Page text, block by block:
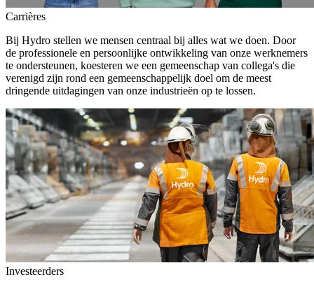
Carrières
Bij Hydro stellen we mensen centraal bij alles wat we doen. Door
de professionele en persoonlijke ontwikkeling van onze werknemers
te ondersteunen, koesteren we een gemeenschap van collega's die
verenigd zijn rond een gemeenschappelijk doel om de meest
dringende uitdagingen van onze industrieën op te lossen.
Investeerders